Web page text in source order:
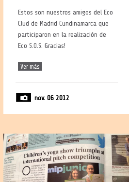
Estos son nuestros amigos del Eco
Clud de Madrid Cundinamarca que
participaron en la realización de
Eco S.O.S. Gracias!
Ver más
nov. 06 2012